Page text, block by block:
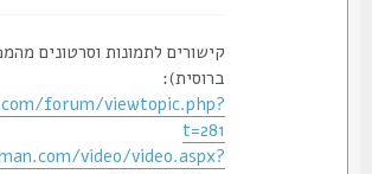
קישורים לתמונות וסרטונים מהמפגש
ברוסית):
forum/viewtopic.php?
t=281
video/video.aspx?